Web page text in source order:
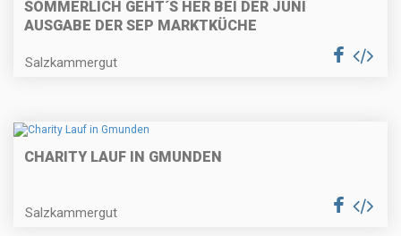
SOMMERLICH GEHT´S HER BEI DER JUNI
AUSGABE DER SEP MARKTKÜCHE
Salzkammergut
CHARITY LAUF IN GMUNDEN
Salzkammergut